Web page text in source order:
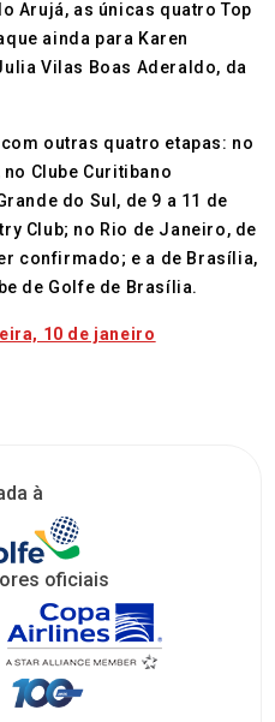
Arujá, as únicas quatro Top
ainda para Karen
Vilas Boas Aderaldo, da
outras quatro etapas: no
Clube Curitibano
do Sul, de 9 a 11 de
Club; no Rio de Janeiro, de
confirmado; e a de Brasília,
de Golfe de Brasília.
10 de janeiro
à
oficiais